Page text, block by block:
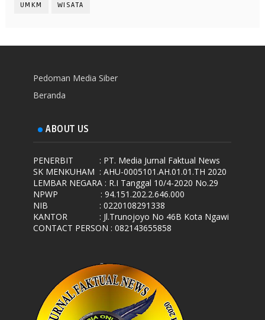
UMKM WISATA
Pedoman Media Siber
Beranda
ABOUT US
PENERBIT
: PT. Media Jurnal Faktual News
SK MENKUHAM : AHU-0005101.AH.01.01.TH 2020
LEMBAR NEGARA : R.I Tanggal 10/4-2020 No.29
NPWP
: 94.151.202.2.646.000
NIB
: 0220108291338
KANTOR
: Jl.Trunojoyo No 46B Kota Ngawi
CONTACT PERSON : 082143655858